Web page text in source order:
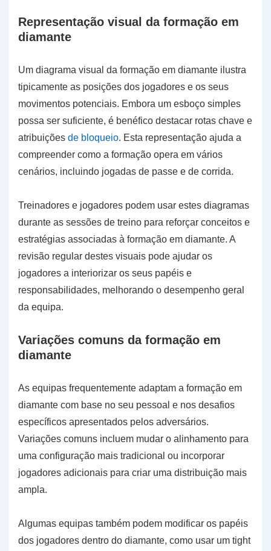
Representação visual da formação em
diamante
Um diagrama visual da formação em diamante ilustra
tipicamente as posições dos jogadores e os seus
movimentos potenciais. Embora um esboço simples
possa ser suficiente, é benéfico destacar rotas chave e
atribuições de bloqueio. Esta representação ajuda a
compreender como a formação opera em vários
cenários, incluindo jogadas de passe e de corrida.
Treinadores e jogadores podem usar estes diagramas
durante as sessões de treino para reforçar conceitos e
estratégias associadas à formação em diamante. A
revisão regular destes visuais pode ajudar os
jogadores a interiorizar os seus papéis e
responsabilidades, melhorando o desempenho geral
da equipa.
Variações comuns da formação em
diamante
As equipas frequentemente adaptam a formação em
diamante com base no seu pessoal e nos desafios
específicos apresentados pelos adversários.
Variações comuns incluem mudar o alinhamento para
uma configuração mais tradicional ou incorporar
jogadores adicionais para criar uma distribuição mais
ampla.
Algumas equipas também podem modificar os papéis
dos jogadores dentro do diamante, como usar um tight